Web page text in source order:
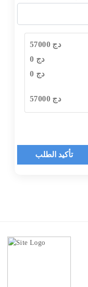
57000 دج
0 دج
0 دج
57000 دج
تأكيد الطلب